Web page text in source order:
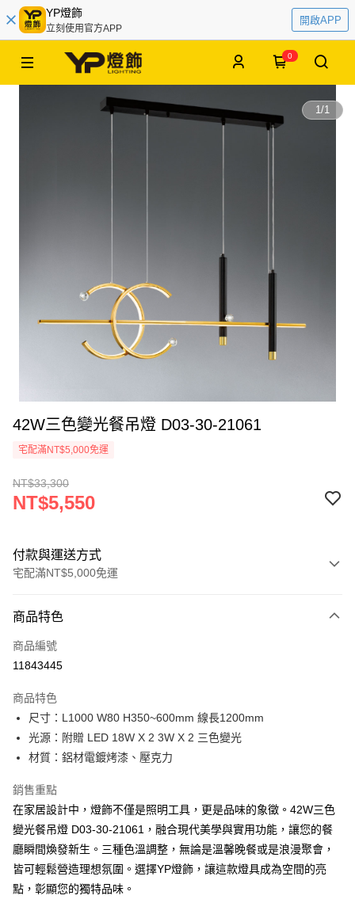
YP燈飾
立刻使用官方APP
開啟APP
0
1/1
42W三色變光餐吊燈 D03-30-21061
宅配滿NT$5,000免運
NT$33,300
NT$5,550
付款與運送方式
宅配滿NT$5,000免運
信用卡一次付款
LINE Pay
街口支付
悠遊付
全盈+PAY
AFTEE先享後付
相關說明
【關於「AFTEE先享後付」】
AFTEE先享後付是「在收到商品之後才付款」的支付方式。 讓您購物簡單
便利好安心！
商品特色
商品編號
11843445
商品特色
尺寸：L1000 W80 H350~600mm 線長1200mm
光源：附贈 LED 18W X 2 3W X 2 三色變光
材質：鋁材電鍍烤漆、壓克力
銷售重點
在家居設計中，燈飾不僅是照明工具，更是品味的象徵。42W三色
變光餐吊燈 D03-30-21061，融合現代美學與實用功能，讓您的餐
廳瞬間煥發新生。三種色溫調整，無論是溫馨晚餐或是浪漫聚會，
皆可輕鬆營造理想氛圍。選擇YP燈飾，讓這款燈具成為空間的亮
點，彰顯您的獨特品味。